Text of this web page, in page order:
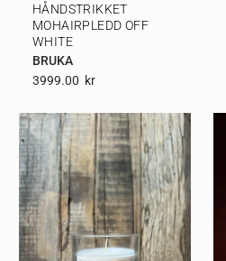
HÅNDSTRIKKET
MOHAIRPLEDD OFF
WHITE
BRUKA
3999.00 Kr